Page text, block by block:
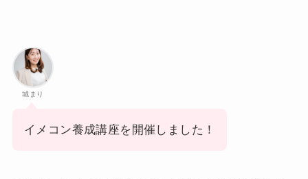
城まり
イメコン養成講座を開催しました！